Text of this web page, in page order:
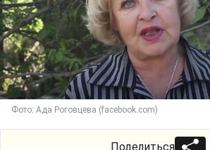
Фото: Ада Роговцева (facebook.com)
Поделиться